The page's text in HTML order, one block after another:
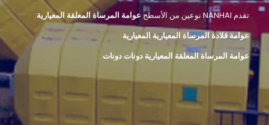
تقدم NANHAI نوعين من الأسطح عوامة المرساة المعلقة المعيارية:
عوامة قلادة المرساة المعيارية المعيارية
عوامة المرساة المعلقة المعيارية دونات دونات